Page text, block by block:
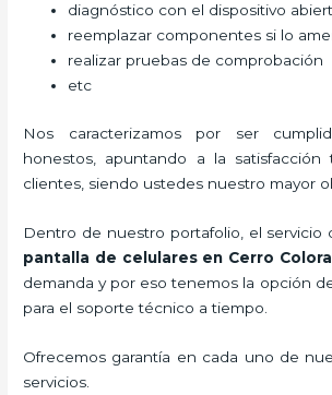
diagnóstico con el dispositivo
reemplazar componentes si lo
realizar pruebas de comprobación
etc
Nos caracterizamos por ser
honestos, apuntando a la
clientes, siendo ustedes nuestro mayor
Dentro de nuestro portafolio, el servicio
pantalla de celularesen Cerro
demanda y por eso tenemos la opción
para el soporte técnico a tiempo.
Ofrecemos garantía en cada uno de
servicios.